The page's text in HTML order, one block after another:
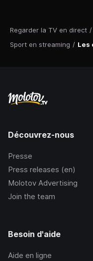
Regarder la TV en direct /
Sport en streaming / Les
Découvrez-nous
Presse
Press releases (en)
Molotov Advertising
Join the team
Besoin d'aide
Aide en ligne